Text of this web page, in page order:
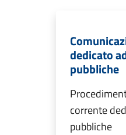
dedicato
pubbliche
corrente
pubbliche